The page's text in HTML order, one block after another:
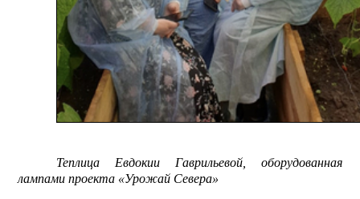
Теплица Евдокии Гаврильевой, оборудованная
лампами проекта «Урожай Севера»